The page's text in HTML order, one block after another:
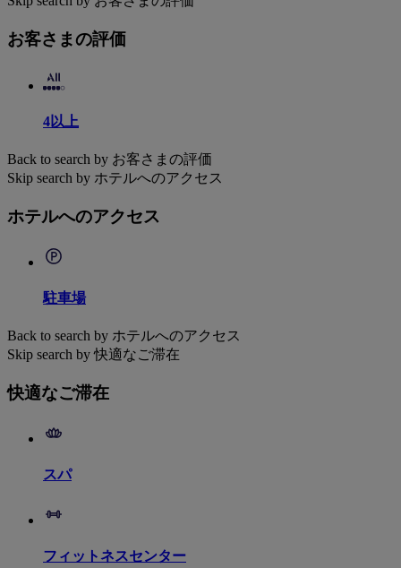
お客さまの評価
4以上
Back to search by お客さまの評価
Skip search by ホテルへのアクセス
ホテルへのアクセス
駐車場
Back to search by ホテルへのアクセス
Skip search by 快適なご滞在
快適なご滞在
スパ
フィットネスセンター